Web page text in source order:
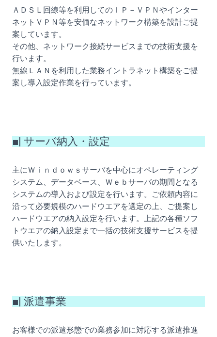
ＡＤＳＬ回線等を利用してのＩＰ－ＶＰＮやインター
ネットＶＰＮ等を安価なネットワーク構築を設計ご提
案しています。
その他、ネットワーク接続サービスまでの技術支援を
行います。
無線ＬＡＮを利用した業務イントラネット構築をご提
案し導入設定作業を行っています。
■| サーバ納入・設定
主にＷｉｎｄｏｗｓサーバを中心にオペレーティング
システム、データベース、Ｗｅｂサーバの期間となる
システムの導入および設定を行います。ご依頼内容に
沿って必要規模のハードウエアを選定の上、ご提案し
ハードウエアの納入設定を行います。上記の各種ソフ
トウエアの納入設定まで一括の技術支援サービスを提
供いたします。
■| 派遣事業
お客様での派遣形態での業務参加に対応する派遣推進